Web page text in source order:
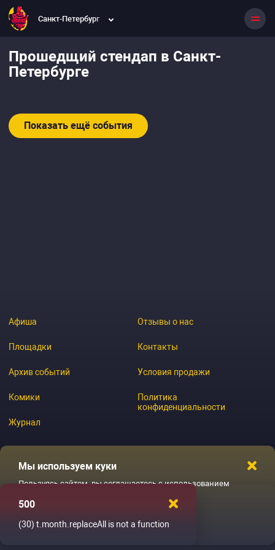
Санкт-Петербург
Прошедщий стендап в Санкт-
Петербурге
Показать ещё события
Афиша
Площадки
Архив событий
Комики
Журнал
Отзывы о нас
Контакты
Условия продажи
Политика
конфиденциальности
Мы используем куки
Пользуясь сайтом, вы соглашаетесь с использованием
Ладненько
500
(30) t.month.replaceAll is not a function